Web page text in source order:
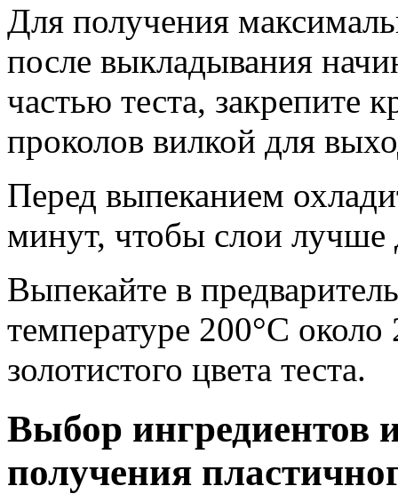
Для получения
после выкладывания
частью теста, закрепите
проколов вилкой для
Перед выпеканием
минут, чтобы слои лучше
Выпекайте в
температуре 200°C
золотистого цвета теста.
Выбор ингредиентов
получения